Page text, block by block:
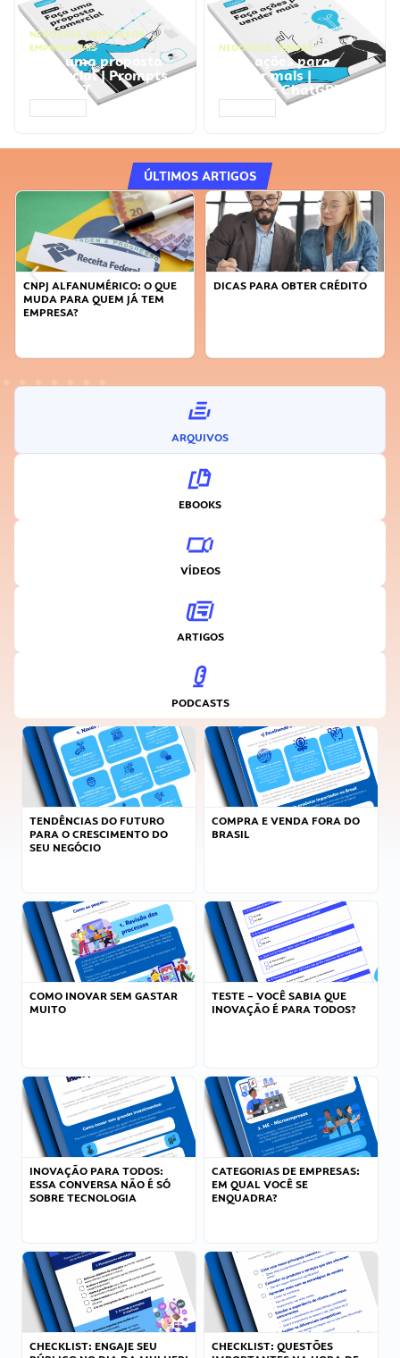
NEGÓCIOS, PROCESSOS
EMPRESARIAIS
Faça uma proposta
comercial | Prompts
ChatGPT
NEGÓCIOS, VENDAS
Faça ações para
vender mais |
Prompts ChatGPT
ÚLTIMOS ARTIGOS
CNPJ ALFANUMÉRICO: O QUE
MUDA PARA QUEM JÁ TEM
EMPRESA?
DICAS PARA OBTER CRÉDITO
ARQUIVOS
EBOOKS
VÍDEOS
ARTIGOS
PODCASTS
TENDÊNCIAS DO FUTURO
PARA O CRESCIMENTO DO
SEU NEGÓCIO
COMPRA E VENDA FORA DO
BRASIL
COMO INOVAR SEM GASTAR
MUITO
TESTE – VOCÊ SABIA QUE
INOVAÇÃO É PARA TODOS?
INOVAÇÃO PARA TODOS:
ESSA CONVERSA NÃO É SÓ
SOBRE TECNOLOGIA
CATEGORIAS DE EMPRESAS:
EM QUAL VOCÊ SE
ENQUADRA?
CHECKLIST: ENGAJE SEU
CHECKLIST: QUESTÕES